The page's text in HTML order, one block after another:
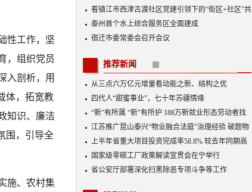
性工作，坚
，组织党员
入剖析，用
体，拓宽教
知识、廉洁
围，引导全
施、农村集
看镇江市西津古渡社区党建引领下的“街区+社区”共
融共治
泰州首个水上综合服务区全面建成
宿迁市委常委会召开会议
推荐新闻
从三点六万亿元增量看动能之新、结构之优
四代人“甜蜜事业”，七十年苏疆情缘
“新”有所属 “新”有所护 188万新就业形态劳动者找
到“娘家”
江苏推广昆山泰兴“物业融合法庭”治理经验 破题物
业治理“老大难”
上半年省重大项目投资完成率58.8% 较去年同期高
出3.5个百分点
国家级零碳工厂政策解读宣贯会在宁举行
省公安厅部署深化扫黑除恶专项斗争等工作